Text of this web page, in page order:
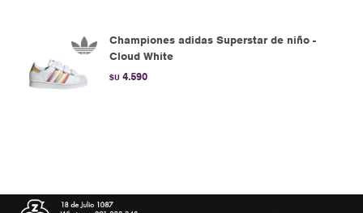
Championes adidas Superstar de niño -
Cloud White
$U 4.590